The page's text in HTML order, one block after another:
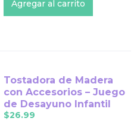
Tostadora de Madera
con Accesorios – Juego
de Desayuno Infantil
$26.99